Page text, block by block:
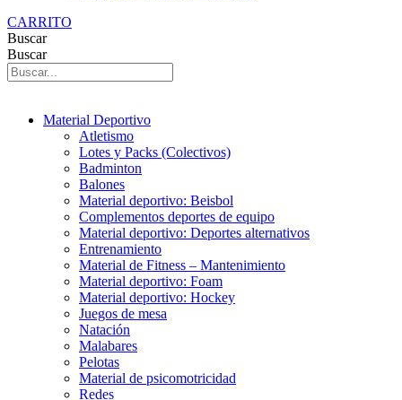
CARRITO
Buscar
Buscar
Material Deportivo
Atletismo
Lotes y Packs (Colectivos)
Badminton
Balones
Material deportivo: Beisbol
Complementos deportes de equipo
Material deportivo: Deportes alternativos
Entrenamiento
Material de Fitness – Mantenimiento
Material deportivo: Foam
Material deportivo: Hockey
Juegos de mesa
Natación
Malabares
Pelotas
Material de psicomotricidad
Redes